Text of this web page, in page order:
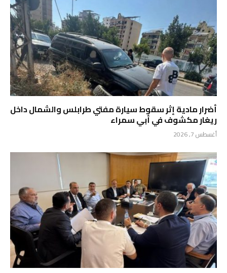
أضرار مادية إثر سقوط سيارة مفتي طرابلس والشمال داخل
ريغار مكشوف في أبي سمراء
أغسطس 7, 2026